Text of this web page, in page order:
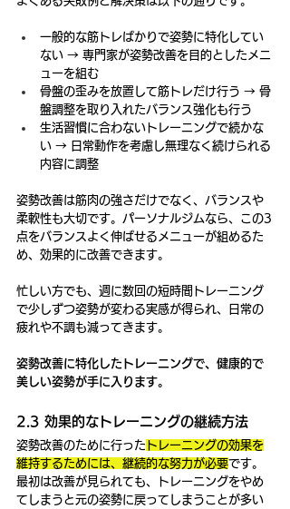
一般的な筋トレばかりで姿勢に特化してい
ない → 専門家が姿勢改善を目的としたメニ
ューを組む
骨盤の歪みを放置して筋トレだけ行う → 骨
盤調整を取り入れたバランス強化も行う
生活習慣に合わないトレーニングで続かな
い → 日常動作を考慮し無理なく続けられる
内容に調整
姿勢改善は筋肉の強さだけでなく、バランスや
柔軟性も大切です。パーソナルジムなら、この3
点をバランスよく伸ばせるメニューが組めるた
め、効果的に改善できます。
忙しい方でも、週に数回の短時間トレーニング
で少しずつ姿勢が変わる実感が得られ、日常の
疲れや不調も減ってきます。
姿勢改善に特化したトレーニングで、健康的で
美しい姿勢が手に入ります。
2.3 効果的なトレーニングの継続方法
姿勢改善のために行った トレーニングの効果を
維持するためには、継続的な努力が必要です。
最初は改善が見られても、トレーニングをやめ
てしまうと元の姿勢に戻ってしまうことが多い